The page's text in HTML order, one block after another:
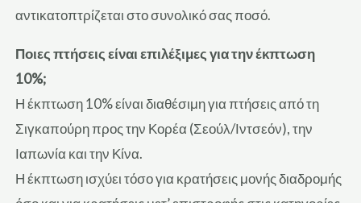
αντικατοπτρίζεται στο συνολικό σας ποσό.
Ποιες πτήσεις είναι επιλέξιμες για την έκπτωση
10%;
Η έκπτωση 10% είναι διαθέσιμη για πτήσεις από τη
Σιγκαπούρη προς την Κορέα (Σεούλ/Ιντσεόν), την
Ιαπωνία και την Κίνα.
Η έκπτωση ισχύει τόσο για κρατήσεις μονής διαδρομής